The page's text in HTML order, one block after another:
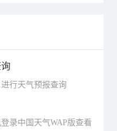
进行天气预报查询
录中国天气WAP版查看